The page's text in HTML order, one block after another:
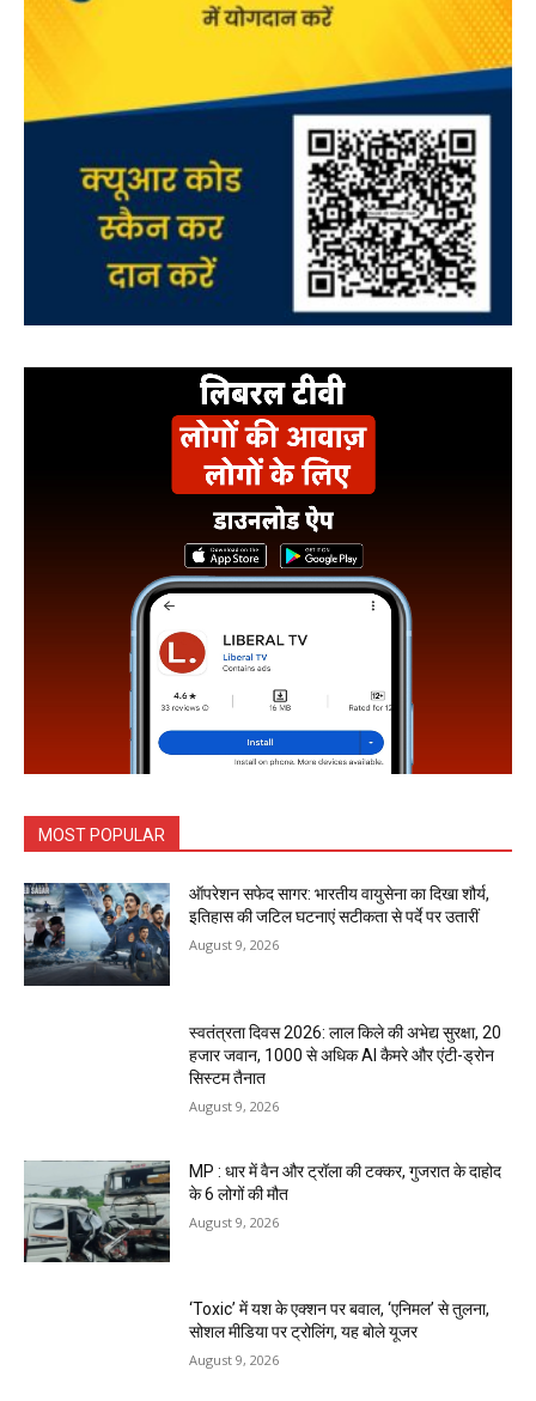
MOST POPULAR
ऑपरेशन सफेद सागर: भारतीय वायुसेना का दिखा शौर्य,
इतिहास की जटिल घटनाएं सटीकता से पर्दे पर उतारीं
August 9, 2026
स्वतंत्रता दिवस 2026: लाल किले की अभेद्य सुरक्षा, 20
हजार जवान, 1000 से अधिक AI कैमरे और एंटी-ड्रोन
सिस्टम तैनात
August 9, 2026
MP : धार में वैन और ट्रॉला की टक्कर, गुजरात के दाहोद
के 6 लोगों की मौत
August 9, 2026
‘Toxic’ में यश के एक्शन पर बवाल, ‘एनिमल’ से तुलना,
सोशल मीडिया पर ट्रोलिंग, यह बोले यूजर
August 9, 2026